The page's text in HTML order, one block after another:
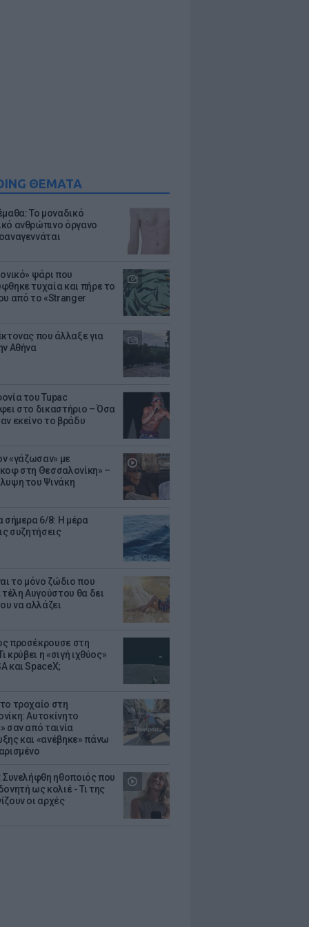
ΘΕΜΑΤΑ
Το μοναδικό
ανθρώπινο όργανο
ψάρι που
τυχαία και πήρε το
από το «Stranger
που άλλαξε για
Αθήνα
του Tupac
στο δικαστήριο – Όσα
εκείνο το βράδυ
«γάζωσαν» με
στη Θεσσαλονίκη» –
του Ψινάκη
σήμερα 6/8: Η μέρα
συζητήσεις
το μόνο ζώδιο που
τέλη Αυγούστου θα δει
να αλλάζει
προσέκρουσε στη
κρύβει η «σιγή ιχθύος»
και SpaceX;
τροχαίο στη
Αυτοκίνητο
σαν από ταινία
και «ανέβηκε» πάνω
Συνελήφθη ηθοποιός που
ως κολιέ - Τι της
οι αρχές